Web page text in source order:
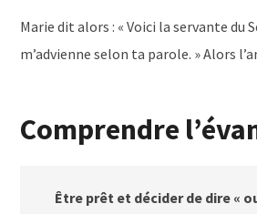
Marie dit alors : « Voici la servante du
m’advienne selon ta parole. » Alors
Comprendre
Être prêt et décider de dire «